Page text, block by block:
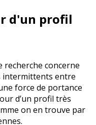
d'un profil
recherche concerne
intermittents entre
force de portance
d’un profil très
on en trouve par